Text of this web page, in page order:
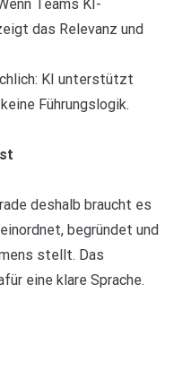
Teams KI-
das Relevanz und
KI unterstützt
Führungslogik.
deshalb braucht es
begründet und
stellt. Das
eine klare Sprache.